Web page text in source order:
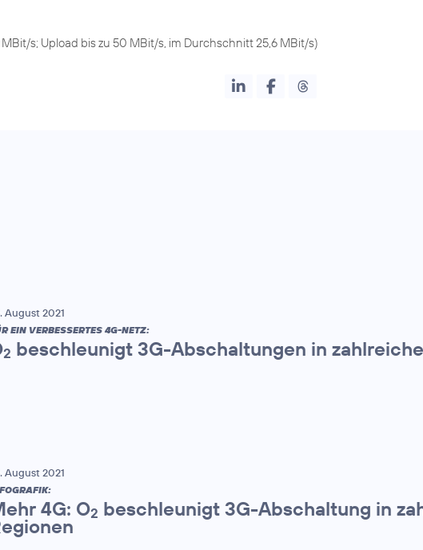
s; Upload bis zu 50 MBit/s, im Durchschnitt 25,6 MBit/s)
August 2021
EIN VERBESSERTES 4G-NETZ:
2 beschleunigt 3G-Abschaltungen in
August 2021
4G: O2 beschleunigt 3G-Abschaltung in